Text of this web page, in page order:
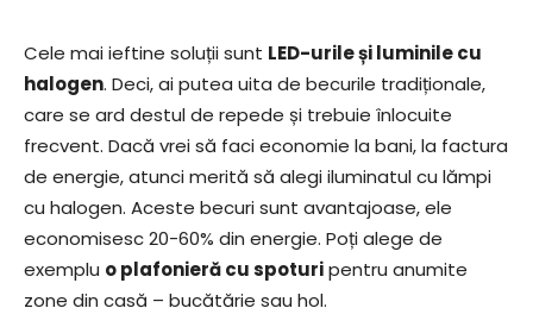
Cele mai ieftine soluții sunt LED-urile și luminile cu
halogen. Deci, ai putea uita de becurile tradiționale,
care se ard destul de repede și trebuie înlocuite
frecvent. Dacă vrei să faci economie la bani, la factura
de energie, atunci merită să alegi iluminatul cu lămpi
cu halogen. Aceste becuri sunt avantajoase, ele
economisesc 20-60% din energie. Poți alege de
exemplu o plafonieră cu spoturipentru anumite
zone din casă – bucătărie sau hol.